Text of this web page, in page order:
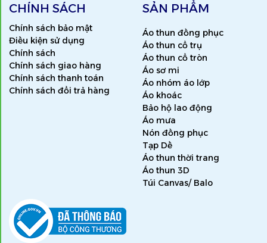
CHÍNH SÁCH
Chính sách bảo mật
Điều kiện sử dụng
Chính sách
Chính sách giao hàng
Chính sách thanh toán
Chính sách đổi trả hàng
SẢN PHẨM
Áo thun đồng phục
Áo thun cổ trụ
Áo thun cổ tròn
Áo sơ mi
Áo nhóm áo lớp
Áo khoác
Bảo hộ lao động
Áo mưa
Nón đồng phục
Tạp Dề
Áo thun thời trang
Áo thun 3D
Túi Canvas/ Balo